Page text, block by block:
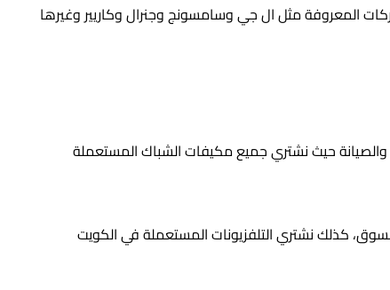
المعروفة مثل ال جي وسامسونج وجنرال وكاريير وغيرها
حيث نشتري جميع مكيفات الشباك المستعملة
كذلك نشتري التلفزيونات المستعملة في الكويت